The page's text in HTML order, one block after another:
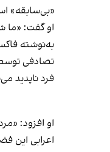
«بی‌سابقه»
او گفت: «ما
به‌نوشته
تصادفی
فرد ناپدید
او افزود:
اعرابی این